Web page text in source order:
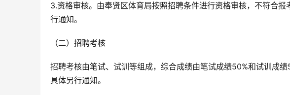
3.资格审核。由奉贤区体育局按照招聘条件进行资格审核，不符合
行通知。
（二）招聘考核
招聘考核由笔试、试训等组成，综合成绩由笔试成绩50%和试训成
具体另行通知。